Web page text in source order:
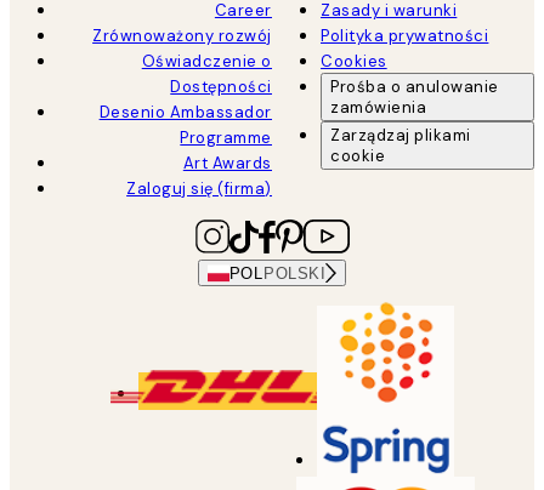
Career
Zrównoważony rozwój
Oświadczenie o
Dostępności
Desenio Ambassador
Programme
Art Awards
Zaloguj się (firma)
Zasady i warunki
Polityka prywatności
Cookies
Prośba o anulowanie
zamówienia
Zarządzaj plikami
cookie
POL POLSKI